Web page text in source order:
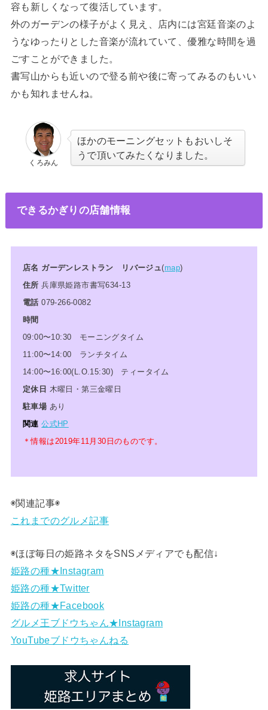
容も新しくなって復活しています。
外のガーデンの様子がよく見え、店内には宮廷音楽のよ
うなゆったりとした音楽が流れていて、優雅な時間を過
ごすことができました。
書写山からも近いので登る前や後に寄ってみるのもいい
かも知れませんね。
くろみん
ほかのモーニングセットもおいしそ
うで頂いてみたくなりました。
できるかぎりの店舗情報
店名 ガーデンレストラン リバージ ュ(map)
住所兵庫県姫路市書写634-13
電話 079-266-0082
時間
09:00〜10:30 モーニングタイム
11:00〜14:00 ランチタイム
14:00〜16:00(L.O.15:30) ティータイム
定休日 木曜日・第三金曜日
駐車場 あり
関連 公式HP
＊情報は2019年11月30日のものです。
◉関連記事◉
これまでのグルメ記事
◉ほぼ毎日の姫路ネタをSNSメディアでも配信↓
姫路の種★Instagram
姫路の種★Twitter
姫路の種★Facebook
グルメ王ブドウちゃん★Instagram
YouTubeブドウちゃんねる